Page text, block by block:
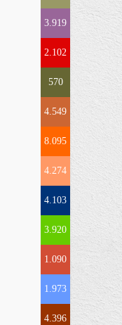
3.919
2.102
570
4.549
8.095
4.274
4.103
3.920
1.090
1.973
4.396